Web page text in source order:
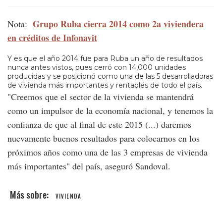
Nota: Grupo Ruba cierra 2014 como 2a viviendera
en créditos de Infonavit
Y es que el año 2014 fue para Ruba un año de resultados
nunca antes vistos, pues cerró con 14,000 unidades
producidas y se posicionó como una de las 5 desarrolladoras
de vivienda más importantes y rentables de todo el país.
"Creemos que el sector de la vivienda se mantendrá
como un impulsor de la economía nacional, y tenemos la
confianza de que al final de este 2015 (...) daremos
nuevamente buenos resultados para colocarnos en los
próximos años como una de las 3 empresas de vivienda
más importantes" del país, aseguró Sandoval.
VIVIENDA